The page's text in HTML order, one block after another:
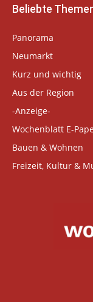
Beliebte
Panorama
Neumarkt
Kurz und wichtig
Aus der Region
-Anzeige-
Wochenblatt E-
Bauen & Wohnen
Freizeit, Kultur &